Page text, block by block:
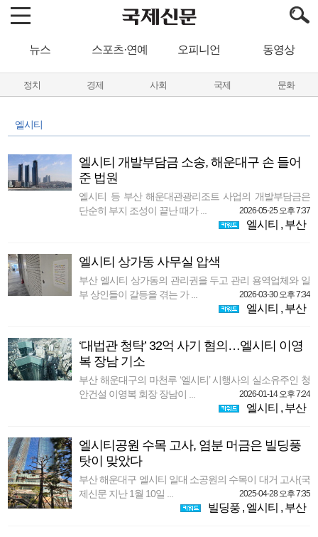
뉴스 스포츠·연예 오피니언 동영상
정치 경제 사회 국제 문화
엘시티
엘시티 개발부담금 소송, 해운대구 손 들어
준 법원
엘시티 등 부산 해운대관광리조트 사업의 개발부담금은
단순히 부지 조성이 끝난 때가 ...
2026-05-25 오후 7:37
엘시티 , 부산
엘시티 상가동 사무실 압색
부산 엘시티 상가동의 관리권을 두고 관리 용역업체와 일
부 상인들이 갈등을 겪는 가 ...
2026-03-30 오후 7:34
엘시티 , 부산
‘대법관 청탁’ 32억 사기 혐의…엘시티 이영
복 장남 기소
부산 해운대구의 마천루 ‘엘시티’ 시행사의 실소유주인 청
안건설 이영복 회장 장남이 ...
2026-01-14 오후 7:24
엘시티 , 부산
엘시티공원 수목 고사, 염분 머금은 빌딩풍
탓이 맞았다
부산 해운대구 엘시티 일대 소공원의 수목이 대거 고사(국
제신문 지난 1월 10일 ...
2025-04-28 오후 7:35
빌딩풍, 엘시티 , 부산